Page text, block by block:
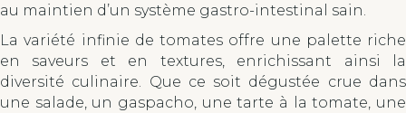
au maintien d’un système gastro-intestinal sain.
La variété infinie de tomates offre une palette riche
en saveurs et en textures, enrichissant ainsi la
diversité culinaire. Que ce soit dégustée crue dans
une salade, un gaspacho, une tarte à la tomate, une